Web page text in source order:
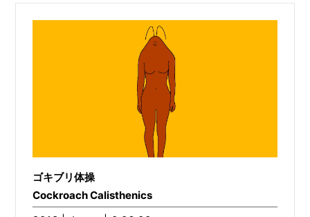
ゴキブリ体操
Cockroach Calisthenics